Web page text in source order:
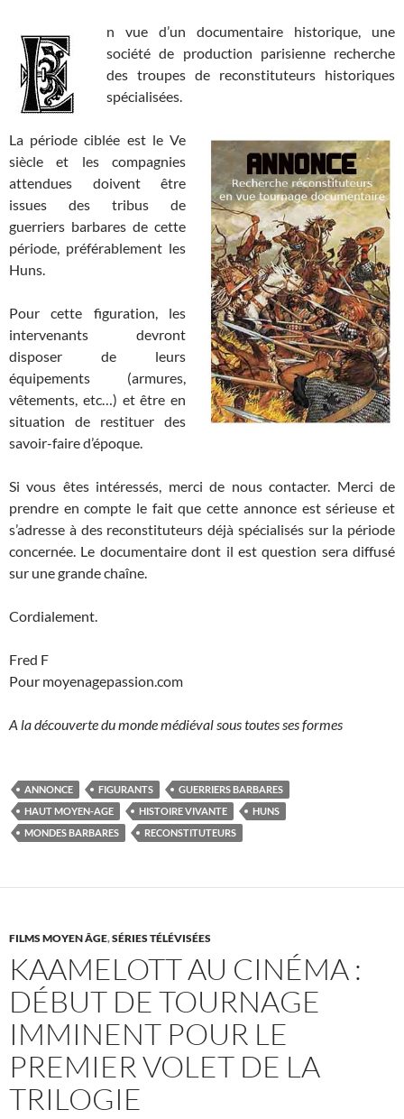
n vue d’un documentaire historique, une
société de production parisienne recherche
des troupes de reconstituteurs historiques
spécialisées.
La période ciblée est le Ve
siècle et les compagnies
attendues doivent être
issues des tribus de
guerriers barbares de cette
période, préférablement les
Huns.
Pour cette figuration, les
intervenants devront
disposer de leurs
équipements (armures,
vêtements, etc…) et être en
situation de restituer des
savoir-faire d’époque.
Si vous êtes intéressés, merci de nous contacter. Merci de
prendre en compte le fait que cette annonce est sérieuse et
s’adresse à des reconstituteurs déjà spécialisés sur la période
concernée. Le documentaire dont il est question sera diffusé
sur une grande chaîne.
Cordialement.
Fred F
Pour moyenagepassion.com
A la découverte du monde médiéval sous toutes ses formes
ANNONCE FIGURANTS
GUERRIERS BARBARES
HAUT MOYEN-AGE
HISTOIRE VIVANTE
HUNS
MONDES BARBARES
RECONSTITUTEURS
FILMS MOYEN ÂGE,SÉRIES TÉLÉVISÉES
KAAMELOTT AU CINÉMA :
DÉBUT DE TOURNAGE
IMMINENT POUR LE
PREMIER VOLET DE LA
TRILOGIE